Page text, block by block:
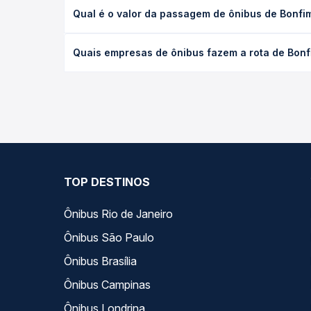
leito) e as condições de tráfego. Na Quero
Qual é o valor da passagem de ônibus de
poltrona e a antecedência da compra. Na Quero
Quais empresas de ônibus fazem a rota de
TOP DESTINOS
Ônibus Rio de Janeiro
Ônibus São Paulo
Ônibus Brasília
Ônibus Campinas
Ônibus Londrina